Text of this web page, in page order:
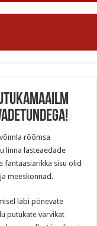
rõõmsa
linna lasteaedade
fantaasiarikka sisu olid
meeskonnad.
läbi põnevate
putukate värvikat